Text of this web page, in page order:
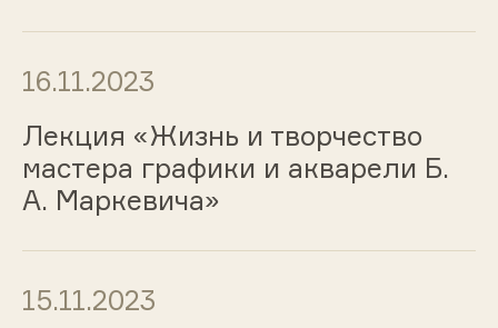
16.11.2023
Лекция «Жизнь и творчество
мастера графики и акварели Б.
А. Маркевича»
15.11.2023